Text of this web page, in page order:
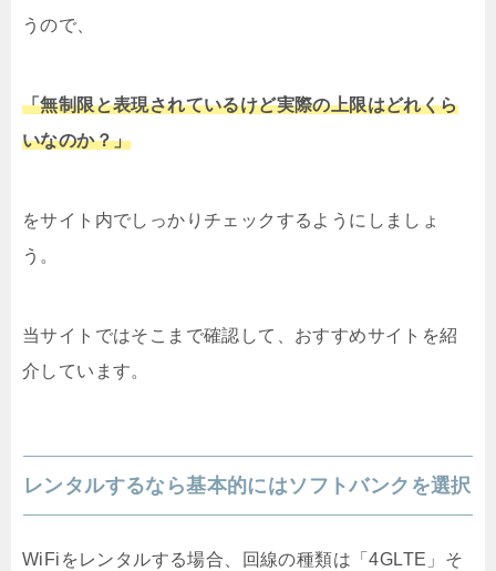
うので、
「無制限と表現されているけど実際の上限はどれくら
いなのか？」
をサイト内でしっかりチェックするようにしましょ
う。
当サイトではそこまで確認して、おすすめサイトを紹
介しています。
レンタルするなら基本的にはソフトバンクを選択
WiFiをレンタルする場合、回線の種類は「4GLTE」そ